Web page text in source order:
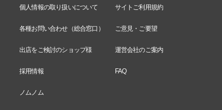
個人情報の取り扱いについて サイトご利用規約
各種お問い合わせ（総合窓口） ご意見・ご要望
出店をご検討のショップ様 運営会社のご案内
採用情報 FAQ
ノムノム